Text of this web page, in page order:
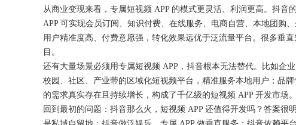
从商业变现来看，专属短视频 APP 的模式更灵活、利润更高。抖音
APP 可实现会员订阅、知识付费、在线服务、电商自营、本地团购
用户精准度高、付费意愿强，转化效果远优于泛流量平台。很多垂
目。
还有大量场景必须用专属短视频 APP，抖音根本无法替代。比如企
校园、社区、产业带的区域化短视频平台，精准服务本地用户；品
的需求真实存在且持续增长，构成了千亿级的短视频 APP 开发市场。
回到最初的问题：抖音那么火，短视频 APP 还值得开发吗？答案很